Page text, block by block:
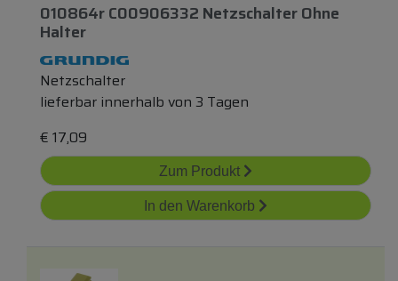
010864r C00906332 Netzschalter Ohne
Halter
Netzschalter
lieferbar innerhalb von 3 Tagen
€ 17,09
Zum Produkt
In den Warenkorb